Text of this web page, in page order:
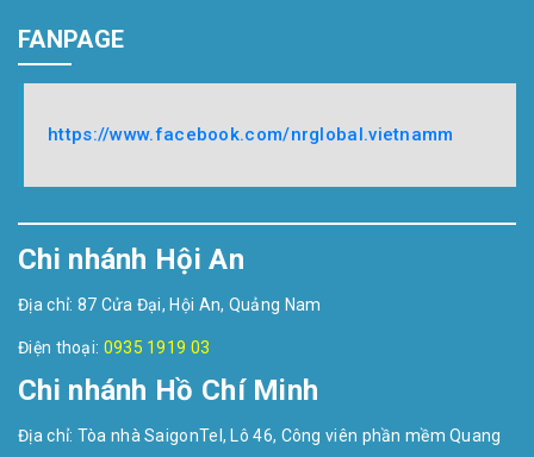
FANPAGE
https://www.facebook.com/nrglobal.vietnamm
Chi nhánh Hội An
Địa chỉ: 87 Cửa Đại, Hội An, Quảng Nam
Điện thoại: 0935 1919 03
Chi nhánh Hồ Chí Minh
Địa chỉ: Tòa nhà SaigonTel, Lô 46, Công viên phần mềm Quang